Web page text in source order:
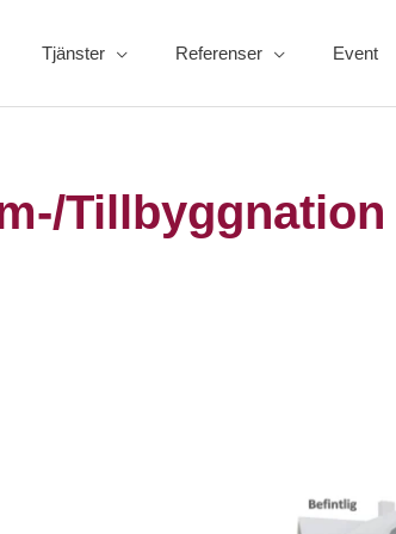
Tjänster Referenser Event
Tillbyggnation